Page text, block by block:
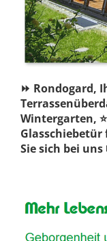
⏩ Rondogard,
Wintergarten,
Glasschiebetür
Sie sich bei